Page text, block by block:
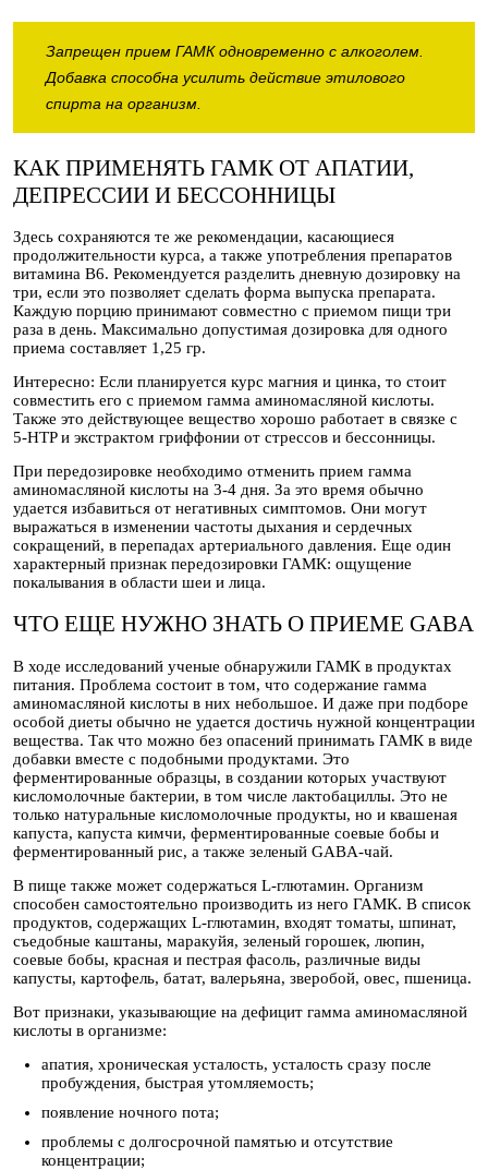
Запрещен прием ГАМК одновременно с алкоголем.
Добавка способна усилить действие этилового
спирта на организм.
КАК ПРИМЕНЯТЬ ГАМК ОТ АПАТИИ,
ДЕПРЕССИИ И БЕССОННИЦЫ
Здесь сохраняются те же рекомендации, касающиеся
продолжительности курса, а также употребления препаратов
витамина В6. Рекомендуется разделить дневную дозировку на
три, если это позволяет сделать форма выпуска препарата.
Каждую порцию принимают совместно с приемом пищи три
раза в день. Максимально допустимая дозировка для одного
приема составляет 1,25 гр.
Интересно: Если планируется курс магния и цинка, то стоит
совместить его с приемом гамма аминомасляной кислоты.
Также это действующее вещество хорошо работает в связке с
5-HTP и экстрактом гриффонии от стрессов и бессонницы.
При передозировке необходимо отменить прием гамма
аминомасляной кислоты на 3-4 дня. За это время обычно
удается избавиться от негативных симптомов. Они могут
выражаться в изменении частоты дыхания и сердечных
сокращений, в перепадах артериального давления. Еще один
характерный признак передозировки ГАМК: ощущение
покалывания в области шеи и лица.
ЧТО ЕЩЕ НУЖНО ЗНАТЬ О ПРИЕМЕ GABA
В ходе исследований ученые обнаружили ГАМК в продуктах
питания. Проблема состоит в том, что содержание гамма
аминомасляной кислоты в них небольшое. И даже при подборе
особой диеты обычно не удается достичь нужной концентрации
вещества. Так что можно без опасений принимать ГАМК в виде
добавки вместе с подобными продуктами. Это
ферментированные образцы, в создании которых участвуют
кисломолочные бактерии, в том числе лактобациллы. Это не
только натуральные кисломолочные продукты, но и квашеная
капуста, капуста кимчи, ферментированные соевые бобы и
ферментированный рис, а также зеленый GABA-чай.
В пище также может содержаться L-глютамин. Организм
способен самостоятельно производить из него ГАМК. В список
продуктов, содержащих L-глютамин, входят томаты, шпинат,
съедобные каштаны, маракуйя, зеленый горошек, люпин,
соевые бобы, красная и пестрая фасоль, различные виды
капусты, картофель, батат, валерьяна, зверобой, овес, пшеница.
Вот признаки, указывающие на дефицит гамма аминомасляной
кислоты в организме:
апатия, хроническая усталость, усталость сразу после
пробуждения, быстрая утомляемость;
появление ночного пота;
проблемы с долгосрочной памятью и отсутствие
концентрации;